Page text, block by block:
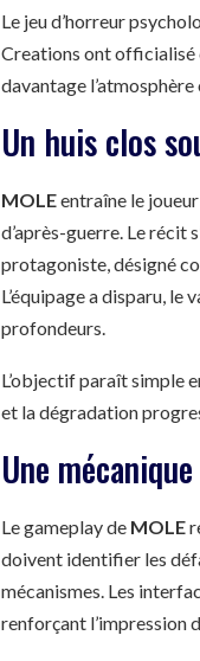
Le jeu d’horreur
Creations ont officialisé
davantage
Un huis clos
MOLEentraîne le
d’après-guerre. Le récit
protagoniste, désigné
L’équipage a disparu, le
profondeurs.
L’objectif paraît simple
et la dégradation
Une
Le gameplay de MOLE
doivent identifier les
mécanismes. Les
renforçant l’impression